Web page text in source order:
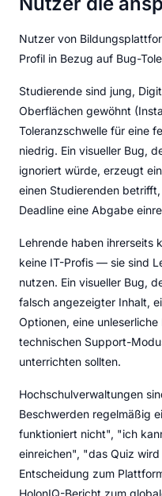
Nutzer von
Profil in Bezug auf Bug-
Studierende sind jung,
Oberflächen gewöhnt
Toleranzschwelle für eine
niedrig. Ein visueller Bug,
ignoriert würde, erzeugt
einen Studierenden
Deadline eine Abgabe
Lehrende haben ihrerseits
keine IT-Profis — sie sind
nutzen. Ein visueller Bug,
falsch angezeigter Inhalt,
Optionen, eine
technischen Support-
unterrichten sollten.
Hochschulverwaltungen
Beschwerden regelmäßig
funktioniert nicht", "ich
einreichen", "das Quiz
Entscheidung zum
HolonIQ-Bericht zum